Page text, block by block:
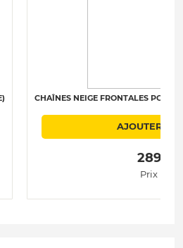
CHAÎNES NEIGE FRONTALES
AJOUTER AU
Prix